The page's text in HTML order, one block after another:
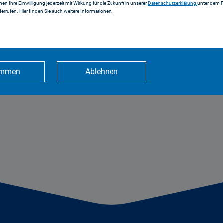
Ihre Einwilligung jederzeit mit Wirkung für die Zukunft in unsererDatenschutzerklärung unter dem
Hier finden Sie auch weitere Informationen.
Ablehnen
geht eshier.